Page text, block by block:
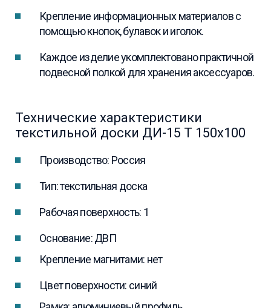
Крепление информационных материалов с
помощью кнопок, булавок и иголок.
Каждое изделие укомплектовано практичной
подвесной полкой для хранения аксессуаров.
Технические характеристики
текстильной доски ДИ-15 Т 150х100
Производство: Россия
Тип: текстильная доска
Рабочая поверхность: 1
Основание: ДВП
Крепление магнитами: нет
Цвет поверхности: синий